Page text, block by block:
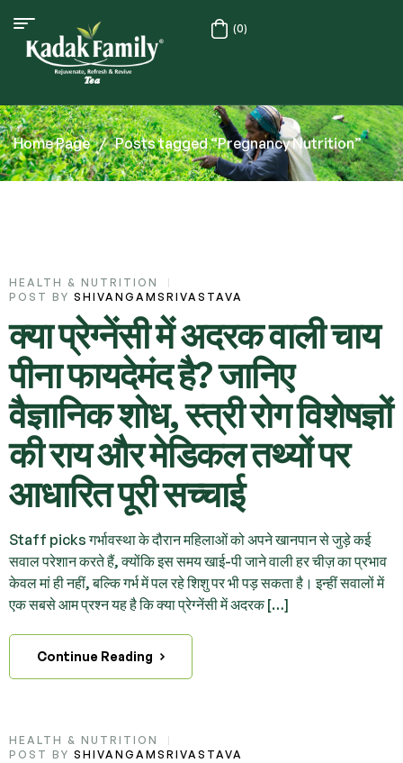
(0)
Home Page / Posts tagged “Pregnancy Nutrition”
HEALTH & NUTRITION
POST BY SHIVANGAMSRIVASTAVA
क्या प्रेग्नेंसी में अदरक वाली चाय
पीना फायदेमंद है? जानिए
वैज्ञानिक शोध, स्त्री रोग विशेषज्ञों
की राय और मेडिकल तथ्यों पर
आधारित पूरी सच्चाई
Staff picks गर्भावस्था के दौरान महिलाओं को अपने खानपान से जुड़े कई
सवाल परेशान करते हैं, क्योंकि इस समय खाई-पी जाने वाली हर चीज़ का प्रभाव
केवल मां ही नहीं, बल्कि गर्भ में पल रहे शिशु पर भी पड़ सकता है। इन्हीं सवालों में
एक सबसे आम प्रश्न यह है कि क्या प्रेग्नेंसी में अदरक […]
Continue Reading
HEALTH & NUTRITION
POST BY SHIVANGAMSRIVASTAVA